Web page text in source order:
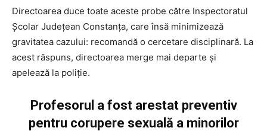
Directoarea duce toate aceste probe către Inspectoratul
Școlar Județean Constanța, care însă minimizează
gravitatea cazului: recomandă o cercetare disciplinară. La
acest răspuns, directoarea merge mai departe și
apelează la poliție.
Profesorul a fost arestat preventiv
pentru corupere sexuală a minorilor